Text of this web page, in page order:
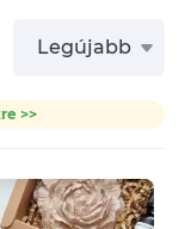
Legújabb
>>